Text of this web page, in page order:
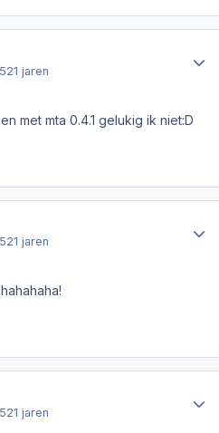
21 jaren
met mta 0.4.1 gelukig ik niet:D
21 jaren
21 jaren